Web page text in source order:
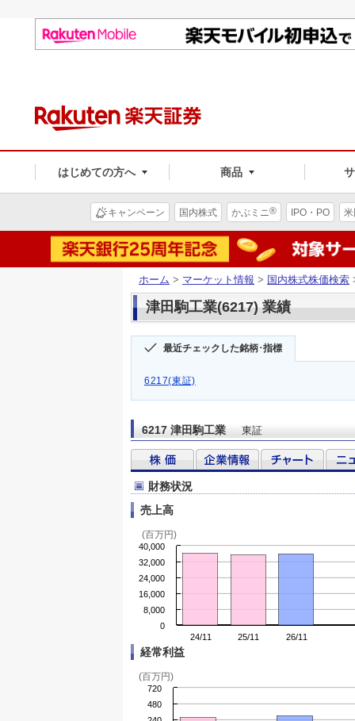
はじめての方へ 商品
キャンペーン 国内株式 かぶミニ® IPO・PO
ホーム > マーケット情報 > 国内株式株価検索
津田駒工業(6217) 業績
最近チェックした銘柄･指標
6217(東証)
6217 津田駒工業 東証